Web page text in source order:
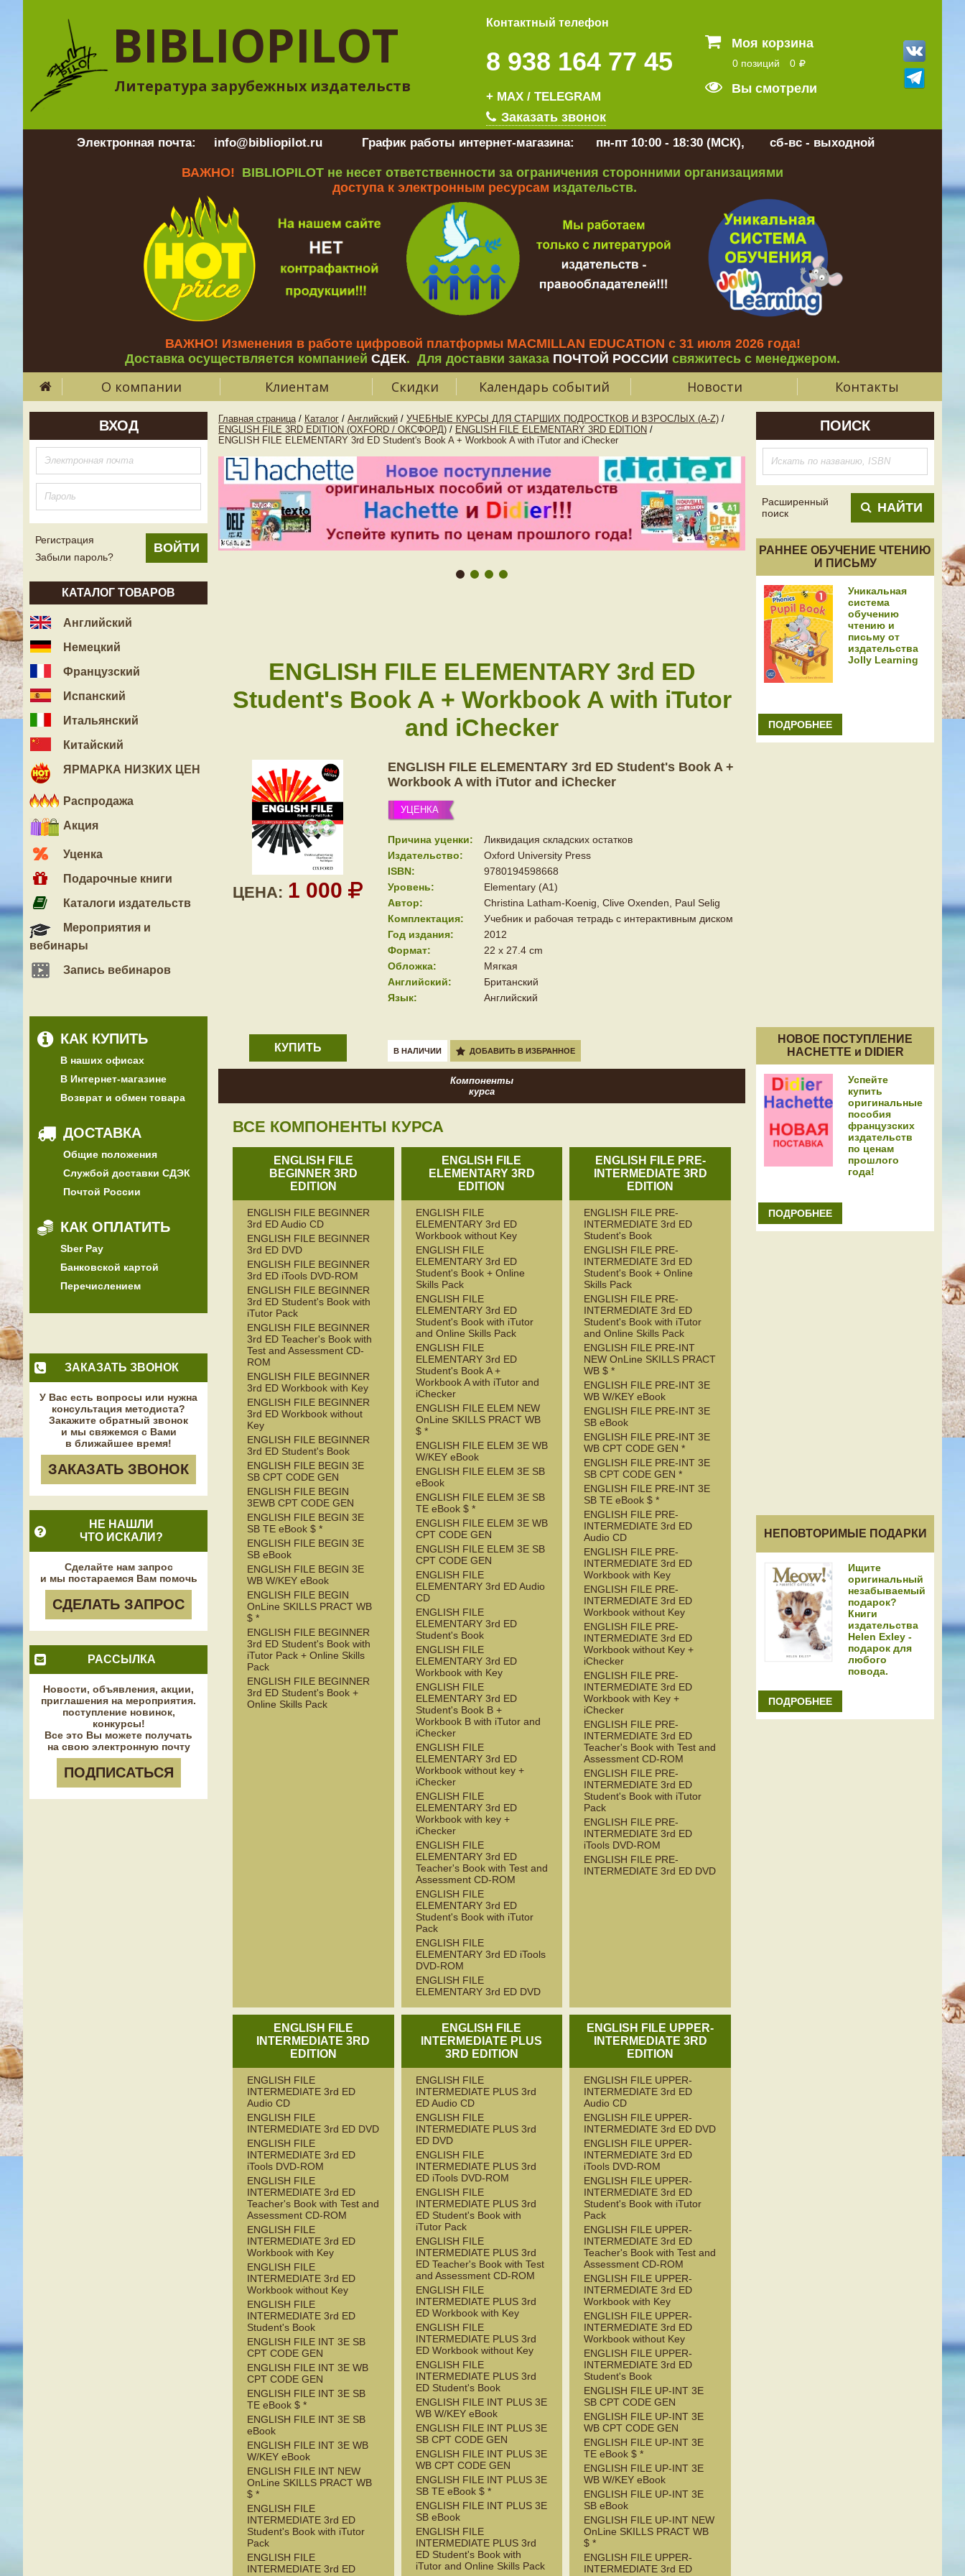
BIBLIOPILOT
Литература зарубежных издательств
Контактный телефон
8 938 164 77 45
+ MAX / TELEGRAM
Заказать звонок
Моя корзина
0 позиций 0
Вы смотрели
Электронная почта: info@bibliopilot.ru График работы интернет-магазина: пн-пт 10:00 - 18:30 (МСК), сб-вс - выходной
ВАЖНО! BIBLIOPILOT не несет ответственности за ограничения сторонними организациями
доступа к электронным ресурсам издательств.
ВАЖНО! Изменения в работе цифровой платформы MACMILLAN EDUCATION с 31 июля 2026 года!
Доставка осуществляется компанией СДЕК. Для доставки заказа ПОЧТОЙ РОССИИ свяжитесь с менеджером.
О компании Клиентам Скидки Календарь событий Новости Контакты
ВХОД
Регистрация
Забыли пароль?
КАТАЛОГ ТОВАРОВ
Английский
Немецкий
Французский
Испанский
Итальянский
Китайский
ЯРМАРКА НИЗКИХ ЦЕН
Распродажа
Акция
Уценка
Подарочные книги
Каталоги издательств
Мероприятия и
вебинары
Запись вебинаров
КАК КУПИТЬ
В наших офисах
В Интернет-магазине
Возврат и обмен товара
ДОСТАВКА
Общие положения
Службой доставки СДЭК
Почтой России
КАК ОПЛАТИТЬ
Sber Pay
Банковской картой
Перечислением
ЗАКАЗАТЬ ЗВОНОК
У Вас есть вопросы или нужна
консультация методиста?
Закажите обратный звонок
и мы свяжемся с Вами
в ближайшее время!
ЗАКАЗАТЬ ЗВОНОК
НЕ НАШЛИ
ЧТО ИСКАЛИ?
Сделайте нам запрос
и мы постараемся Вам помочь
СДЕЛАТЬ ЗАПРОС
РАССЫЛКА
Новости, объявления, акции,
приглашения на мероприятия.
поступление новинок,
конкурсы!
Все это Вы можете получать
на свою электронную почту
ПОДПИСАТЬСЯ
Главная страница / Каталог / Английский / УЧЕБНЫЕ КУРСЫ ДЛЯ СТАРШИХ ПОДРОСТКОВ И ВЗРОСЛЫХ (A-Z) /
ENGLISH FILE 3RD EDITION (OXFORD / ОКСФОРД) / ENGLISH FILE ELEMENTARY 3RD EDITION /
ENGLISH FILE ELEMENTARY 3rd ED Student's Book A + Workbook A with iTutor and iChecker
ENGLISH FILE ELEMENTARY 3rd ED
Student's Book A + Workbook A with iTutor
and iChecker
ЦЕНА: 1 000
ENGLISH FILE ELEMENTARY 3rd ED Student's Book A +
Workbook A with iTutor and iChecker
УЦЕНКА
Причина уценки:
Ликвидация складских остатков
Издательство:
Oxford University Press
ISBN:
9780194598668
Уровень:
Elementary (A1)
Автор:
Christina Latham-Koenig, Clive Oxenden, Paul Selig
Комплектация:
Учебник и рабочая тетрадь с интерактивным диском
Год издания:
2012
Формат:
22 x 27.4 cm
Обложка:
Мягкая
Английский:
Британский
Язык:
Английский
КУПИТЬ В НАЛИЧИИ ДОБАВИТЬ В ИЗБРАННОЕ
Компоненты
курса
ВСЕ КОМПОНЕНТЫ КУРСА
ENGLISH FILE
BEGINNER 3RD
EDITION
ENGLISH FILE BEGINNER
3rd ED Audio CD
ENGLISH FILE BEGINNER
3rd ED DVD
ENGLISH FILE BEGINNER
3rd ED iTools DVD-ROM
ENGLISH FILE BEGINNER
3rd ED Student's Book with
iTutor Pack
ENGLISH FILE BEGINNER
3rd ED Teacher's Book with
Test and Assessment CD-
ROM
ENGLISH FILE BEGINNER
3rd ED Workbook with Key
ENGLISH FILE BEGINNER
3rd ED Workbook without
Key
ENGLISH FILE BEGINNER
3rd ED Student's Book
ENGLISH FILE BEGIN 3E
SB CPT CODE GEN
ENGLISH FILE BEGIN
3EWB CPT CODE GEN
ENGLISH FILE BEGIN 3E
SB TE eBook $ *
ENGLISH FILE BEGIN 3E
SB eBook
ENGLISH FILE BEGIN 3E
WB W/KEY eBook
ENGLISH FILE BEGIN
OnLine SKILLS PRACT WB
$ *
ENGLISH FILE BEGINNER
3rd ED Student's Book with
iTutor Pack + Online Skills
Pack
ENGLISH FILE BEGINNER
3rd ED Student's Book +
Online Skills Pack
ENGLISH FILE
ELEMENTARY 3RD
EDITION
ENGLISH FILE
ELEMENTARY 3rd ED
Workbook without Key
ENGLISH FILE
ELEMENTARY 3rd ED
Student's Book + Online
Skills Pack
ENGLISH FILE
ELEMENTARY 3rd ED
Student's Book with iTutor
and Online Skills Pack
ENGLISH FILE
ELEMENTARY 3rd ED
Student's Book A +
Workbook A with iTutor and
iChecker
ENGLISH FILE ELEM NEW
OnLine SKILLS PRACT WB
$ *
ENGLISH FILE ELEM 3E WB
W/KEY eBook
ENGLISH FILE ELEM 3E SB
eBook
ENGLISH FILE ELEM 3E SB
TE eBook $ *
ENGLISH FILE ELEM 3E WB
CPT CODE GEN
ENGLISH FILE ELEM 3E SB
CPT CODE GEN
ENGLISH FILE
ELEMENTARY 3rd ED Audio
CD
ENGLISH FILE
ELEMENTARY 3rd ED
Student's Book
ENGLISH FILE
ELEMENTARY 3rd ED
Workbook with Key
ENGLISH FILE
ELEMENTARY 3rd ED
Student's Book B +
Workbook B with iTutor and
iChecker
ENGLISH FILE
ELEMENTARY 3rd ED
Workbook without key +
iChecker
ENGLISH FILE
ELEMENTARY 3rd ED
Workbook with key +
iChecker
ENGLISH FILE
ELEMENTARY 3rd ED
Teacher's Book with Test and
Assessment CD-ROM
ENGLISH FILE
ELEMENTARY 3rd ED
Student's Book with iTutor
Pack
ENGLISH FILE
ELEMENTARY 3rd ED iTools
DVD-ROM
ENGLISH FILE
ELEMENTARY 3rd ED DVD
ENGLISH FILE PRE-
INTERMEDIATE 3RD
EDITION
ENGLISH FILE PRE-
INTERMEDIATE 3rd ED
Student's Book
ENGLISH FILE PRE-
INTERMEDIATE 3rd ED
Student's Book + Online
Skills Pack
ENGLISH FILE PRE-
INTERMEDIATE 3rd ED
Student's Book with iTutor
and Online Skills Pack
ENGLISH FILE PRE-INT
NEW OnLine SKILLS PRACT
WB $ *
ENGLISH FILE PRE-INT 3E
WB W/KEY eBook
ENGLISH FILE PRE-INT 3E
SB eBook
ENGLISH FILE PRE-INT 3E
WB CPT CODE GEN *
ENGLISH FILE PRE-INT 3E
SB CPT CODE GEN *
ENGLISH FILE PRE-INT 3E
SB TE eBook $ *
ENGLISH FILE PRE-
INTERMEDIATE 3rd ED
Audio CD
ENGLISH FILE PRE-
INTERMEDIATE 3rd ED
Workbook with Key
ENGLISH FILE PRE-
INTERMEDIATE 3rd ED
Workbook without Key
ENGLISH FILE PRE-
INTERMEDIATE 3rd ED
Workbook without Key +
iChecker
ENGLISH FILE PRE-
INTERMEDIATE 3rd ED
Workbook with Key +
iChecker
ENGLISH FILE PRE-
INTERMEDIATE 3rd ED
Teacher's Book with Test and
Assessment CD-ROM
ENGLISH FILE PRE-
INTERMEDIATE 3rd ED
Student's Book with iTutor
Pack
ENGLISH FILE PRE-
INTERMEDIATE 3rd ED
iTools DVD-ROM
ENGLISH FILE PRE-
INTERMEDIATE 3rd ED DVD
ENGLISH FILE
INTERMEDIATE 3RD
EDITION
ENGLISH FILE
INTERMEDIATE 3rd ED
Audio CD
ENGLISH FILE
INTERMEDIATE 3rd ED DVD
ENGLISH FILE
INTERMEDIATE 3rd ED
iTools DVD-ROM
ENGLISH FILE
INTERMEDIATE 3rd ED
Teacher's Book with Test and
Assessment CD-ROM
ENGLISH FILE
INTERMEDIATE 3rd ED
Workbook with Key
ENGLISH FILE
INTERMEDIATE 3rd ED
Workbook without Key
ENGLISH FILE
INTERMEDIATE 3rd ED
Student's Book
ENGLISH FILE INT 3E SB
CPT CODE GEN
ENGLISH FILE INT 3E WB
CPT CODE GEN
ENGLISH FILE INT 3E SB
TE eBook $ *
ENGLISH FILE INT 3E SB
eBook
ENGLISH FILE INT 3E WB
W/KEY eBook
ENGLISH FILE INT NEW
OnLine SKILLS PRACT WB
$ *
ENGLISH FILE
INTERMEDIATE 3rd ED
Student's Book with iTutor
Pack
ENGLISH FILE
INTERMEDIATE 3rd ED
ENGLISH FILE
INTERMEDIATE PLUS
3RD EDITION
ENGLISH FILE
INTERMEDIATE PLUS 3rd
ED Audio CD
ENGLISH FILE
INTERMEDIATE PLUS 3rd
ED DVD
ENGLISH FILE
INTERMEDIATE PLUS 3rd
ED iTools DVD-ROM
ENGLISH FILE
INTERMEDIATE PLUS 3rd
ED Student's Book with
iTutor Pack
ENGLISH FILE
INTERMEDIATE PLUS 3rd
ED Teacher's Book with Test
and Assessment CD-ROM
ENGLISH FILE
INTERMEDIATE PLUS 3rd
ED Workbook with Key
ENGLISH FILE
INTERMEDIATE PLUS 3rd
ED Workbook without Key
ENGLISH FILE
INTERMEDIATE PLUS 3rd
ED Student's Book
ENGLISH FILE INT PLUS 3E
WB W/KEY eBook
ENGLISH FILE INT PLUS 3E
SB CPT CODE GEN
ENGLISH FILE INT PLUS 3E
WB CPT CODE GEN
ENGLISH FILE INT PLUS 3E
SB TE eBook $ *
ENGLISH FILE INT PLUS 3E
SB eBook
ENGLISH FILE
INTERMEDIATE PLUS 3rd
ED Student's Book with
iTutor and Online Skills Pack
ENGLISH FILE UPPER-
INTERMEDIATE 3RD
EDITION
ENGLISH FILE UPPER-
INTERMEDIATE 3rd ED
Audio CD
ENGLISH FILE UPPER-
INTERMEDIATE 3rd ED DVD
ENGLISH FILE UPPER-
INTERMEDIATE 3rd ED
iTools DVD-ROM
ENGLISH FILE UPPER-
INTERMEDIATE 3rd ED
Student's Book with iTutor
Pack
ENGLISH FILE UPPER-
INTERMEDIATE 3rd ED
Teacher's Book with Test and
Assessment CD-ROM
ENGLISH FILE UPPER-
INTERMEDIATE 3rd ED
Workbook with Key
ENGLISH FILE UPPER-
INTERMEDIATE 3rd ED
Workbook without Key
ENGLISH FILE UPPER-
INTERMEDIATE 3rd ED
Student's Book
ENGLISH FILE UP-INT 3E
SB CPT CODE GEN
ENGLISH FILE UP-INT 3E
WB CPT CODE GEN
ENGLISH FILE UP-INT 3E
TE eBook $ *
ENGLISH FILE UP-INT 3E
WB W/KEY eBook
ENGLISH FILE UP-INT 3E
SB eBook
ENGLISH FILE UP-INT NEW
OnLine SKILLS PRACT WB
$ *
ENGLISH FILE UPPER-
INTERMEDIATE 3rd ED
ПОИСК
Расширенный
поиск
НАЙТИ
РАННЕЕ ОБУЧЕНИЕ ЧТЕНИЮ
И ПИСЬМУ
Уникальная
система
обучению
чтению и
письму от
издательства
Jolly Learning
ПОДРОБНЕЕ
НОВОЕ ПОСТУПЛЕНИЕ
HACHETTE и DIDIER
Успейте
купить
оригинальные
пособия
французских
издательств
по ценам
прошлого
года!
ПОДРОБНЕЕ
НЕПОВТОРИМЫЕ ПОДАРКИ
Ищите
оригинальный
незабываемый
подарок?
Книги
издательства
Helen Exley -
подарок для
любого
повода.
ПОДРОБНЕЕ